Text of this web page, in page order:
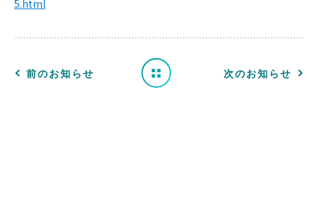
5.html
前のお知らせ
せ
一 次のお知らせ